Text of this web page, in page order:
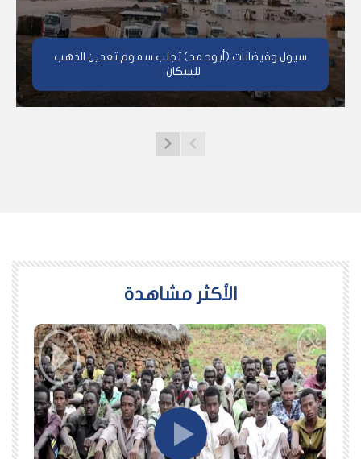
سيول وفيضانات (أبوحمد) تجلب سموم تعدين الذهب
للسكان
اﻷكثر مشاهدة